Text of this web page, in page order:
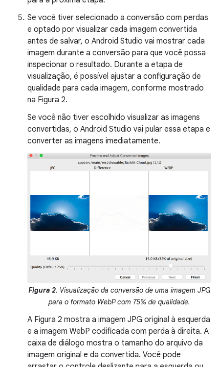
Se você tiver selecionado a conversão com perdas
e optado por visualizar cada imagem convertida
antes de salvar, o Android Studio vai mostrar cada
imagem durante a conversão para que você possa
inspecionar o resultado. Durante a etapa de
visualização, é possível ajustar a configuração de
qualidade para cada imagem, conforme mostrado
na Figura 2.
Se você não tiver escolhido visualizar as imagens
convertidas, o Android Studio vai pular essa etapa e
converter as imagens imediatamente.
Figura 2. Visualização da conversão de uma imagem JPG
para o formato WebP com 75% de qualidade.
A Figura 2 mostra a imagem JPG original à esquerda
e a imagem WebP codificada com perda à direita. A
caixa de diálogo mostra o tamanho do arquivo da
imagem original e da convertida. Você pode